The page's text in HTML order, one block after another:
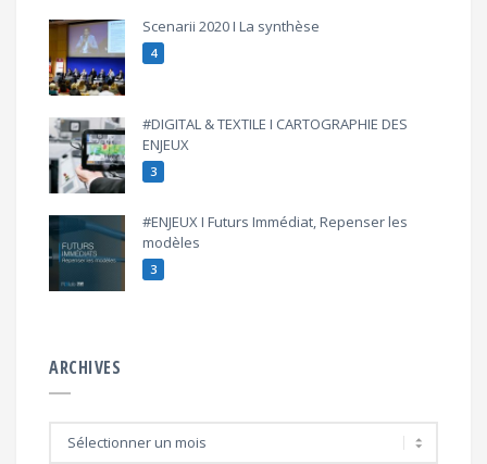
Scenarii 2020 I La synthèse
4
#DIGITAL & TEXTILE I CARTOGRAPHIE DES
ENJEUX
3
#ENJEUX I Futurs Immédiat, Repenser les
modèles
3
ARCHIVES